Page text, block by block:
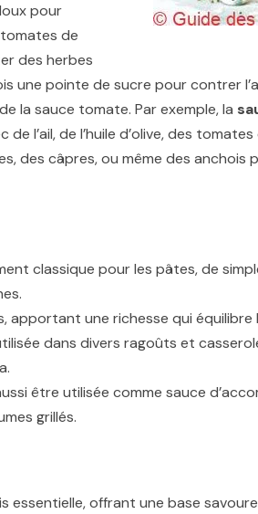
pour
de
des herbes
une pointe de sucre pour contrer
la sauce tomate. Par exemple, la
l’ail, de l’huile d’olive, des
des câpres, ou même des anchois
classique pour les pâtes, de
apportant une richesse qui équilibre
dans divers ragoûts et
être utilisée comme sauce
grillés.
essentielle, offrant une base